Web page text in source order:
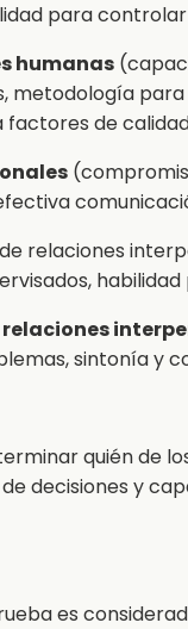
para
humanas
metodología
factores de
relaciones
sintonía y
quién de
decisiones y
es